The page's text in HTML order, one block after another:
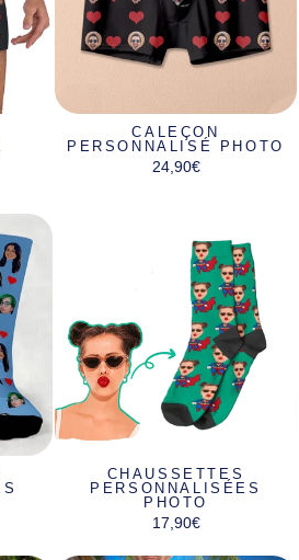
CALEÇON
PERSONNALISÉ PHOTO
24,90€
CHAUSSETTES
PERSONNALISÉES
PHOTO
17,90€